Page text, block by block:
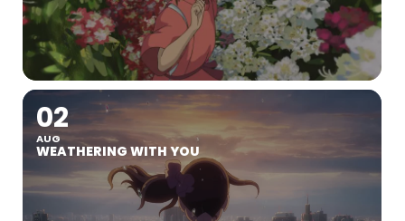
02
AUG
WEATHERING WITH YOU